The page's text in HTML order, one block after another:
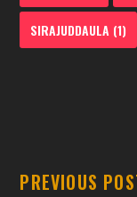
SIRAJUDDAULA (1)
PREVIOUS